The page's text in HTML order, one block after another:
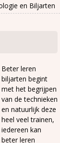
en Biljarten
Beter leren
biljarten begint
met het begrijpen
van de technieken
en natuurlijk deze
heel veel trainen,
iedereen kan
beter leren